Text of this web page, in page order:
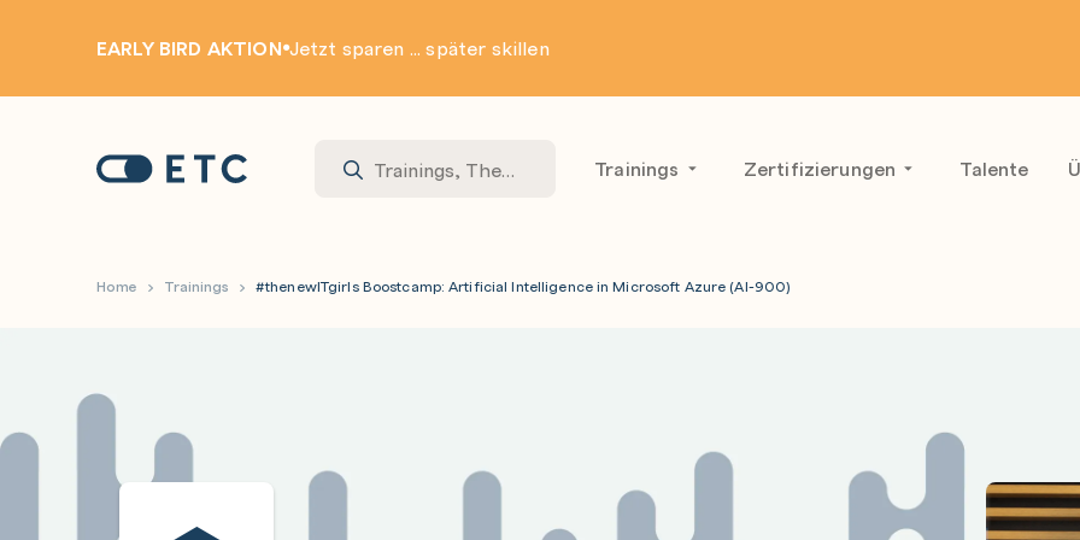
EARLY BIRD AKTION Jetzt sparen ... später skillen
Startseite: ETC Trainings Zertifizierungen Talente
Home Trainings #thenewITgirls Boostcamp: Artificial Intelligence in Microsoft Azure (AI-900)